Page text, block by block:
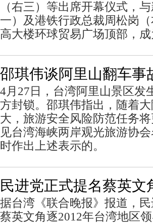
（右三）等出席开幕仪式，
一）及港铁行政总裁周松岗
高大楼环球贸易广场顶部，
邵琪伟谈阿里山翻车事
4月27日，台湾阿里山景区发
方封锁。邵琪伟指出，随着
大，旅游安全风险防范任务
见台湾海峡两岸观光旅游协
时作出上述表示的。
民进党正式提名蔡英文
据台湾《联合晚报》报道，
蔡英文角逐2012年台湾地区